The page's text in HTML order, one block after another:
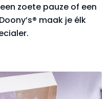
zoete pauze of een
maak je élk